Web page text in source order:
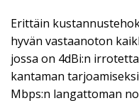
Erittäin
hyvän vastaanoton
jossa on 4dBi:n
kantaman
Mbps:n langattoman